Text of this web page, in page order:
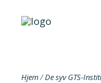
Hjem/De syv GTS-